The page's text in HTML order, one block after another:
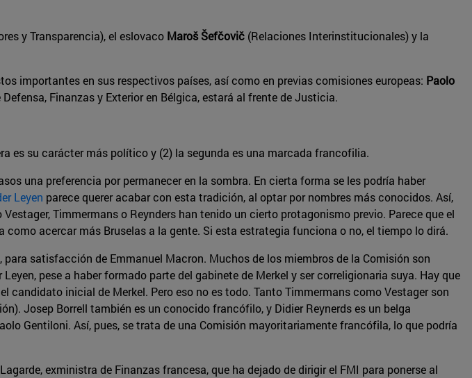
y Transparencia), el eslovaco Maroš Šefčovič (Relaciones Interinstitucionales) y la
importantes en sus respectivos países, así como en previas comisiones europeas: Paolo
Defensa, Finanzas y Exterior en Bélgica, estará al frente de Justicia.
es su carácter más político y (2) la segunda es una marcada francofilia.
una preferencia por permanecer en la sombra. En cierta forma se les podría haber
Leyen parece querer acabar con esta tradición, al optar por nombres más conocidos. Así,
Timmermans o Reynders han tenido un cierto protagonismo previo. Parece que el
acercar más Bruselas a la gente. Si esta estrategia funciona o no, el tiempo lo dirá.
, para satisfacción de Emmanuel Macron. Muchos de los miembros de la Comisión son
pese a haber formado parte del gabinete de Merkel y ser correligionaria suya. Hay que
candidato inicial de Merkel. Pero eso no es todo. Tanto Timmermans como Vestager son
Josep Borrell también es un conocido francófilo, y Didier Reynerds es un belga
Gentiloni. Así, pues, se trata de una Comisión mayoritariamente francófila, lo que podría
exministra de Finanzas francesa, que ha dejado de dirigir el FMI para ponerse al